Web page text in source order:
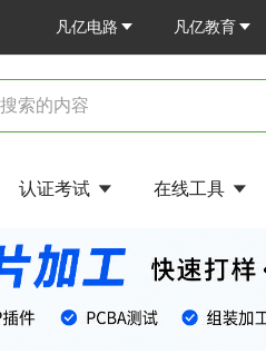
凡亿电路 凡亿教育
认证考试 在线工具